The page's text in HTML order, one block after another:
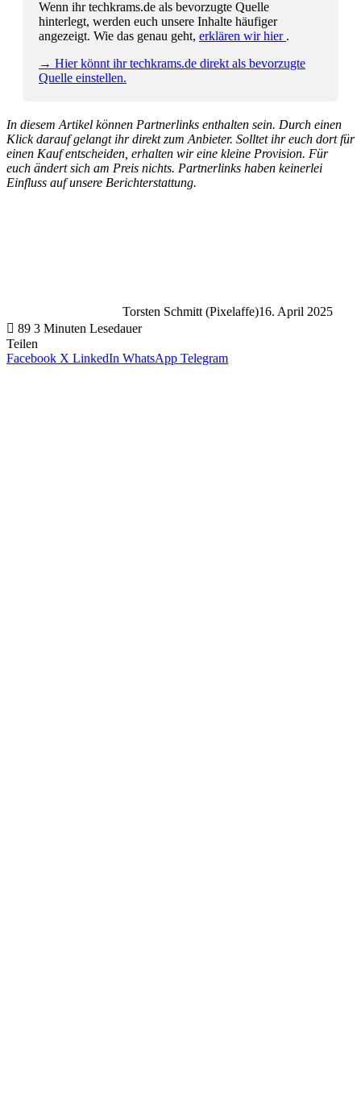
Wenn ihr techkrams.de als bevorzugte Quelle
hinterlegt, werden euch unsere Inhalte häufiger
angezeigt. Wie das genau geht, erklären wir hier .
→ Hier könnt ihr techkrams.de direkt als bevorzugte
Quelle einstellen.
In diesem Artikel können Partnerlinks enthalten sein. Durch einen
Klick darauf gelangt ihr direkt zum Anbieter. Solltet ihr euch dort für
einen Kauf entscheiden, erhalten wir eine kleine Provision. Für
euch ändert sich am Preis nichts. Partnerlinks haben keinerlei
Einfluss auf unsere Berichterstattung.
Torsten Schmitt (Pixelaffe)16. April 2025
89 3 Minuten Lesedauer
Teilen
Facebook X LinkedIn WhatsApp Telegram